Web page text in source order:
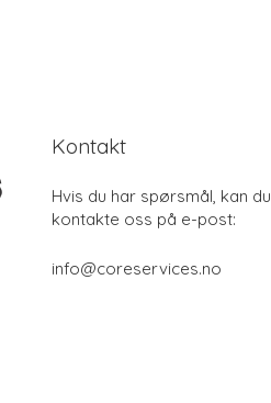
Kontakt
Hvis du har spørsmål, kan du
kontakte oss på e-post:
info@coreservices.no